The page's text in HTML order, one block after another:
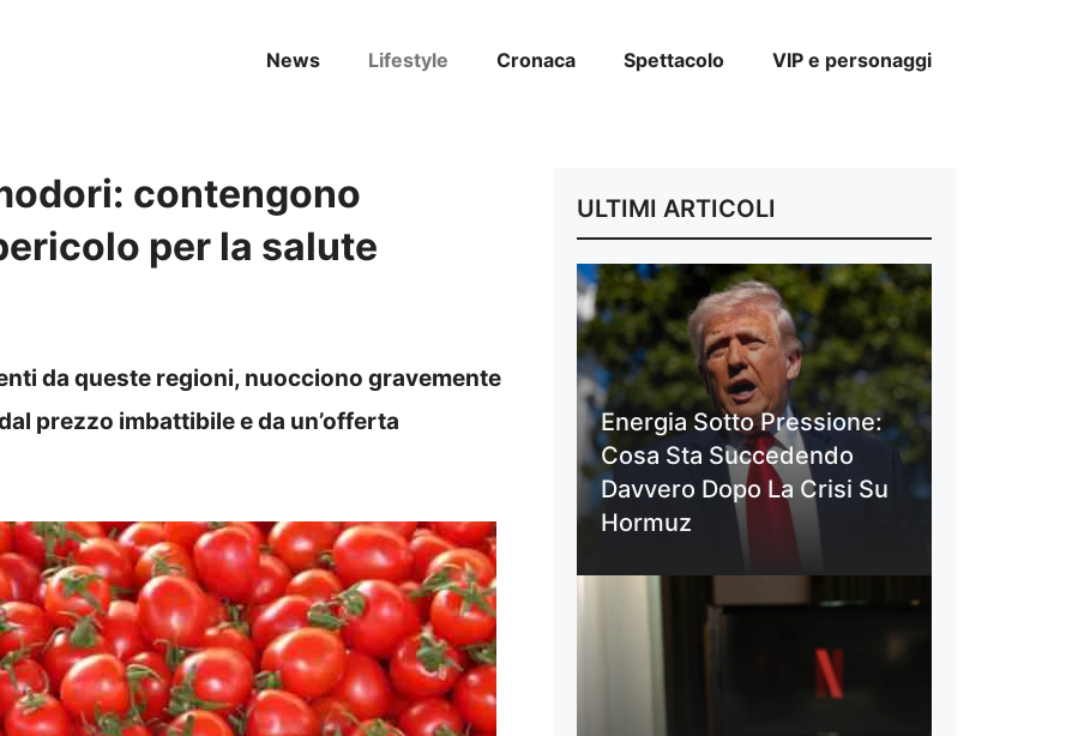
News Lifestyle Cronaca Spettacolo VIP e personaggi
contengono
per la salute
da queste regioni, nuocciono gravemente
prezzo imbattibile e da un’offerta
ULTIMI ARTICOLI
Energia Sotto Pressione:
Cosa Sta Succedendo
Davvero Dopo La Crisi Su
Hormuz